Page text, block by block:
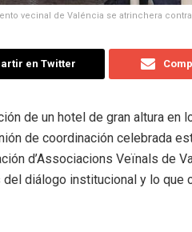
vecinal de Valéncia se atrinchera
en Twitter
de un hotel de gran altura en
de coordinación celebrada
d’Associacions Veïnals de
diálogo institucional y lo que